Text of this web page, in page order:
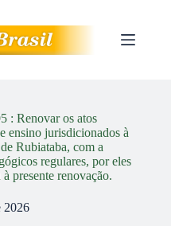
: Renovar os atos
ensino jurisdicionados à
Rubiataba, com a
regulares, por eles
presente renovação.
2026